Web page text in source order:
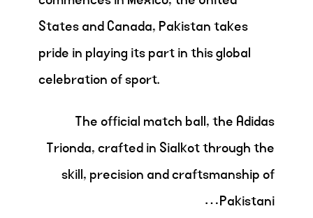
States and Canada, Pakistan takes
pride in playing its part in this global
celebration of sport.
The official match ball, the Adidas
Trionda, crafted in Sialkot through the
skill, precision and craftsmanship of
Pakistani…